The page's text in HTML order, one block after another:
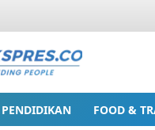
PENDIDIKAN FOOD &